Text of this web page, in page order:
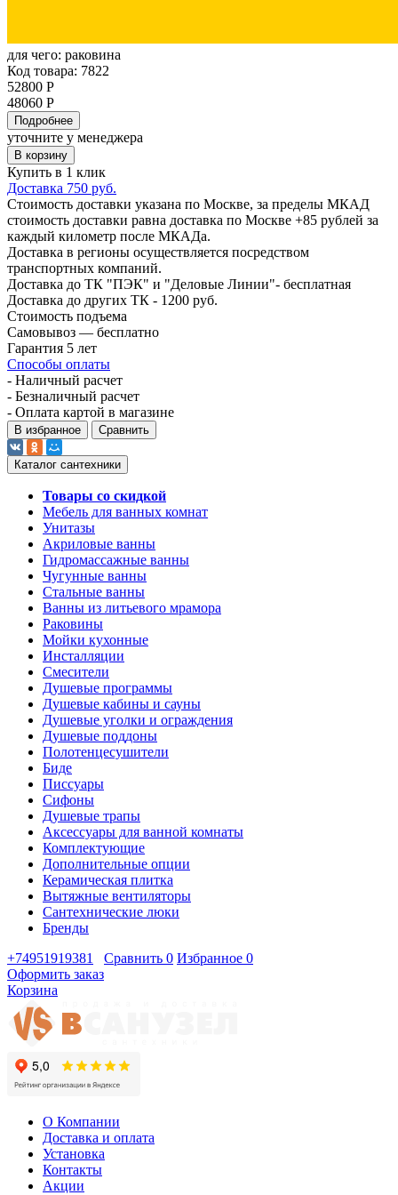
для чего: раковина
Код товара: 7822
52800 Р
48060 Р
Подробнее
уточните у менеджера
В корзину
Купить в 1 клик
Доставка 750 руб.
Стоимость доставки указана по Москве, за пределы МКАД
стоимость доставки равна доставка по Москве +85 рублей за
каждый километр после МКАДа.
Доставка в регионы осуществляется посредством
транспортных компаний.
Доставка до ТК "ПЭК" и "Деловые Линии"- бесплатная
Доставка до других ТК - 1200 руб.
Стоимость подъема
Самовывоз — бесплатно
Гарантия 5 лет
Способы оплаты
- Наличный расчет
- Безналичный расчет
- Оплата картой в магазине
В избранное Сравнить
Каталог сантехники
Товары со скидкой
Мебель для ванных комнат
Унитазы
Акриловые ванны
Гидромассажные ванны
Чугунные ванны
Стальные ванны
Ванны из литьевого мрамора
Раковины
Мойки кухонные
Инсталляции
Смесители
Душевые программы
Душевые кабины и сауны
Душевые уголки и ограждения
Душевые поддоны
Полотенцесушители
Биде
Писсуары
Сифоны
Душевые трапы
Аксессуары для ванной комнаты
Комплектующие
Дополнительные опции
Керамическая плитка
Вытяжные вентиляторы
Сантехнические люки
Бренды
+74951919381
Сравнить 0 Избранное 0
Оформить заказ
Корзина
О Компании
Доставка и оплата
Установка
Контакты
Акции